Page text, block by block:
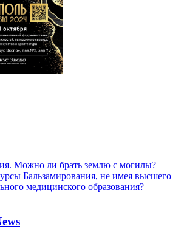
Можно ли брать землю с могилы?
Бальзамирования, не имея высшего
медицинского образования?